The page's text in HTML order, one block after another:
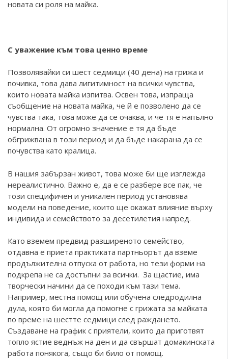
новата си роля на майка.
С уважение към това ценно време
Позволявайки си шест седмици (40 дена) на грижа и
почивка, това дава лигитимност на всички чувства,
които новата майка изпитва. Освен това, изпраща
съобщение на новата майка, че й е позволено да се
чувства така, това може да се очаква, и че тя е напълно
нормална. От огромно значение е тя да бъде
обгрижвана в този период и да бъде накарана да се
почувства като кралица.
В нашия забързан живот, това може би ще изглежда
нереалистично. Важно е, да е се разбере все пак, че
този специфичен и уникален период установява
модели на поведение, които ще окажат влияние върху
индивида и семейството за десетилетия напред.
Като вземем предвид разширеното семейство,
отдавна е приета практиката партньорът да вземе
продължителна отпуска от работа, но тези форми на
подкрепа не са достъпни за всички. За щастие, има
творчески начини да се походи към тази тема.
Например, местна помощ или обучена следродилна
дула, която би могла да помогне с грижата за майката
по време на шестте седмици след раждането.
Създаване на график с приятели, които да приготвят
топло ястие веднъж на ден и да свършат домакинската
работа понякога, също би било от помощ.